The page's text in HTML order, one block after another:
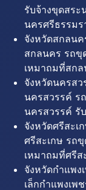
รับจ้างขุดสร
นครศรีธรรมร
จังหวัดสกลน
สกลนคร รถขุ
เหมาถมที่สก
จังหวัดนครสว
นครสวรรค์ ร
นครสวรรค์ รั
จังหวัดศรีสะเ
ศรีสะเกษ รถ
เหมาถมที่ศรีส
จังหวัดกำแพง
เล็กกำแพงเพ